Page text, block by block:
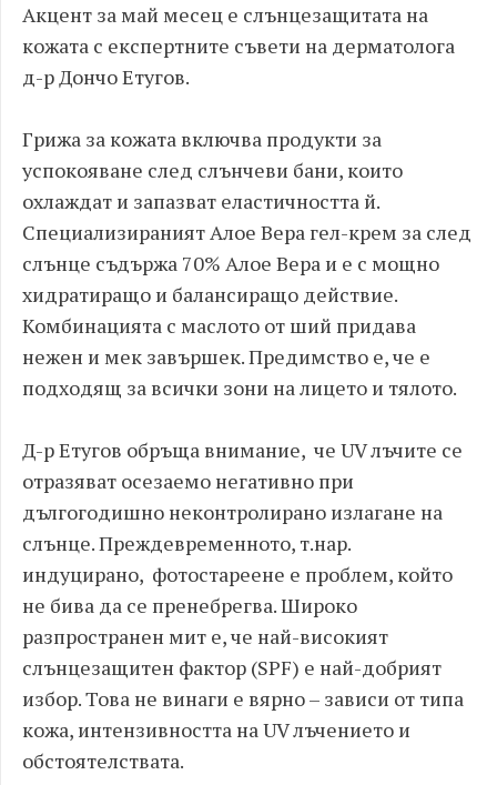
Акцент за май месец е слънцезащитата на
кожата с експертните съвети на дерматолога
д-р Дончо Етугов.
Грижа за кожата включва продукти за
успокояване след слънчеви бани, които
охлаждат и запазват еластичността й.
Специализираният Алое Вера гел-крем за след
слънце съдържа 70% Алое Вера и е с мощно
хидратиращо и балансиращо действие.
Комбинацията с маслото от ший придава
нежен и мек завършек. Предимство е, че е
подходящ за всички зони на лицето и тялото.
Д-р Етугов обръща внимание, че UV лъчите се
отразяват осезаемо негативно при
дългогодишно неконтролирано излагане на
слънце. Преждевременното, т.нар.
индуцирано, фотостареене е проблем, който
не бива да се пренебрегва. Широко
разпространен мит е, че най-високият
слънцезащитен фактор (SPF) е най-добрият
избор. Това не винаги е вярно – зависи от типа
кожа, интензивността на UV лъчението и
обстоятелствата.